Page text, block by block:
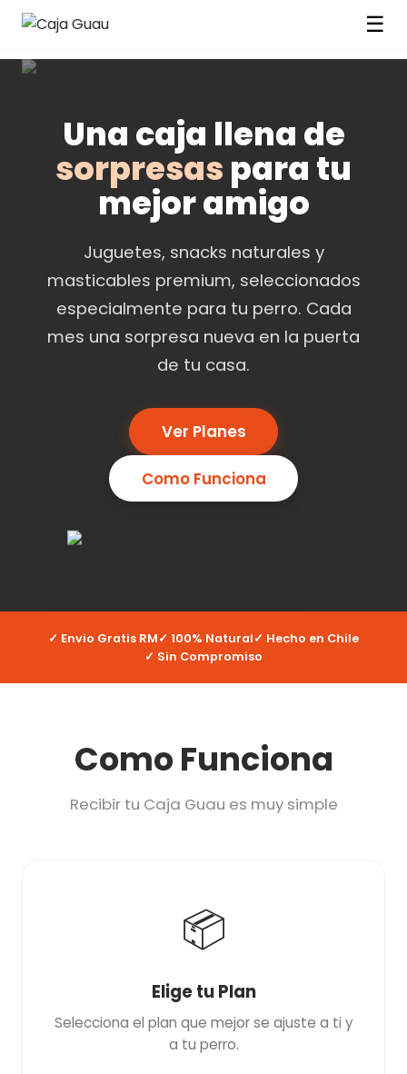
☰
Una caja llena de
sorpresas para tu
mejor amigo
Juguetes, snacks naturales y
masticables premium, seleccionados
especialmente para tu perro. Cada
mes una sorpresa nueva en la puerta
de tu casa.
Ver Planes
Como Funciona
✓ Envio Gratis RM✓ 100% Natural✓ Hecho en Chile
✓ Sin Compromiso
Como Funciona
Recibir tu Caja Guau es muy simple
📦
Elige tu Plan
Selecciona el plan que mejor se ajuste a ti y
a tu perro.